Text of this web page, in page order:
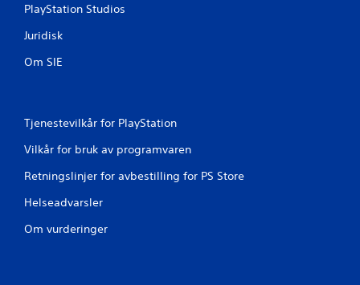
PlayStation Studios
Juridisk
Om SIE
Tjenestevilkår for PlayStation
Vilkår for bruk av programvaren
Retningslinjer for avbestilling for PS Store
Helseadvarsler
Om vurderinger